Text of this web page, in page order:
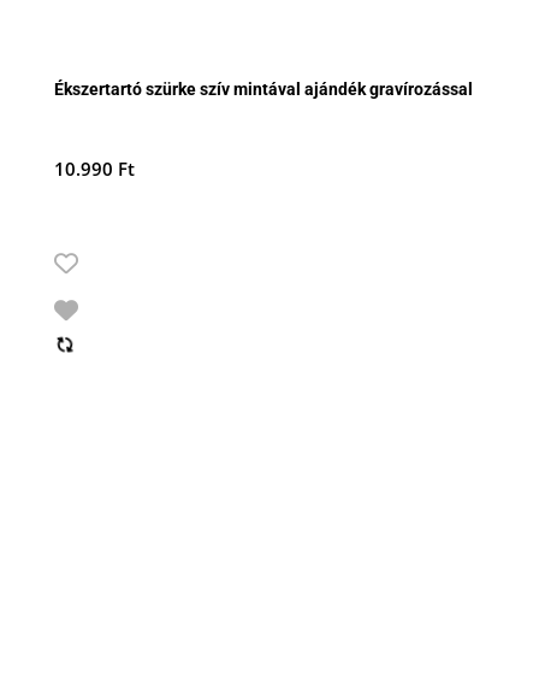
Ékszertartó szürke szív mintával ajándék gravírozással
10.990 Ft